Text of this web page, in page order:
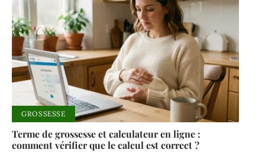
GROSSESSE
Terme de grossesse et calculateur en ligne :
comment vérifier que le calcul est correct ?